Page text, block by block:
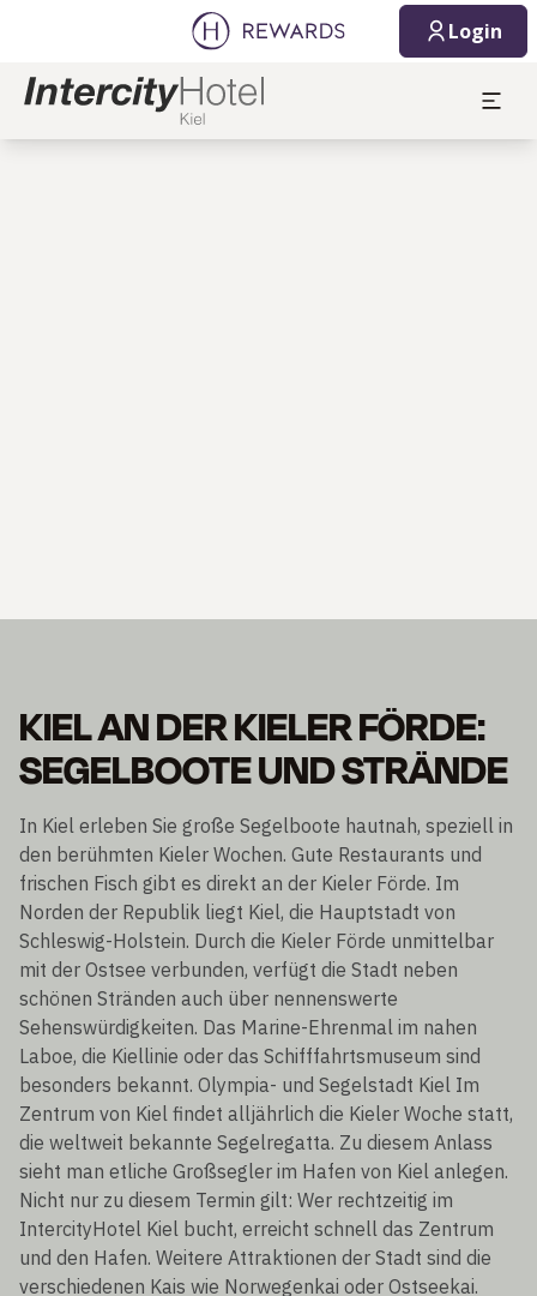
Login
KIEL AN DER KIELER FÖRDE:
SEGELBOOTE UND STRÄNDE
In Kiel erleben Sie große Segelboote hautnah, speziell in
den berühmten Kieler Wochen. Gute Restaurants und
frischen Fisch gibt es direkt an der Kieler Förde. Im
Norden der Republik liegt Kiel, die Hauptstadt von
Schleswig-Holstein. Durch die Kieler Förde unmittelbar
mit der Ostsee verbunden, verfügt die Stadt neben
schönen Stränden auch über nennenswerte
Sehenswürdigkeiten. Das Marine-Ehrenmal im nahen
Laboe, die Kiellinie oder das Schifffahrtsmuseum sind
besonders bekannt. Olympia- und Segelstadt Kiel Im
Zentrum von Kiel findet alljährlich die Kieler Woche statt,
die weltweit bekannte Segelregatta. Zu diesem Anlass
sieht man etliche Großsegler im Hafen von Kiel anlegen.
Nicht nur zu diesem Termin gilt: Wer rechtzeitig im
IntercityHotel Kiel bucht, erreicht schnell das Zentrum
und den Hafen. Weitere Attraktionen der Stadt sind die
verschiedenen Kais wie Norwegenkai oder Ostseekai.